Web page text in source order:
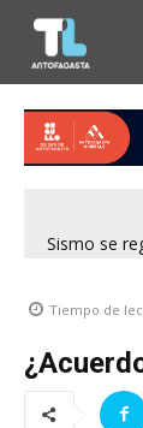
Sismo se
Tiempo de